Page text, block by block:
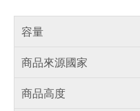
容量
商品來源國家
商品高度